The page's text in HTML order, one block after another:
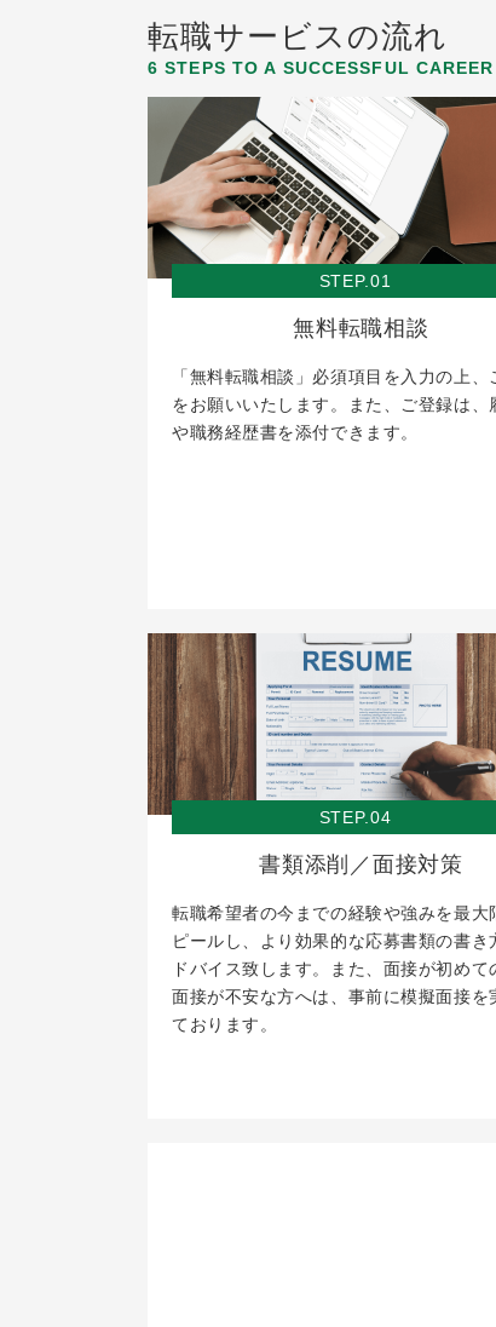
転職サービスの流れ
6 STEPS TO A SUCCESSFUL
STEP.01
無料転職相談
「無料転職相談」必須項目を入力の上、
をお願いいたします。また、ご登録は、
や職務経歴書を添付できます。
STEP.04
書類添削／面接対策
転職希望者の今までの経験や強みを最大
ピールし、より効果的な応募書類の書き
ドバイス致します。また、面接が初めて
面接が不安な方へは、事前に模擬面接を
ております。